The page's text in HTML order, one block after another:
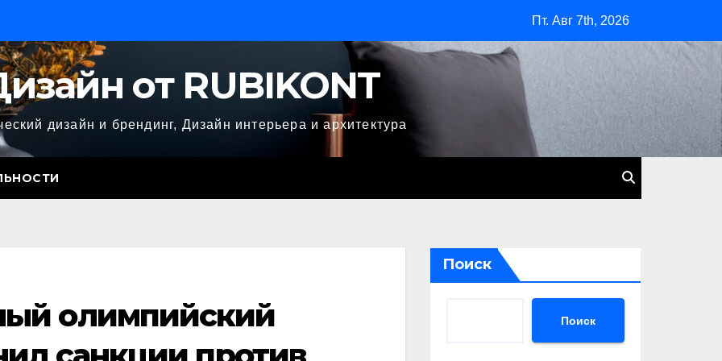
Пт. Авг 7th, 2026
от RUBIKONT
дизайн и брендинг, Дизайн интерьера и архитектура
олимпийский
Поиск
Поиск